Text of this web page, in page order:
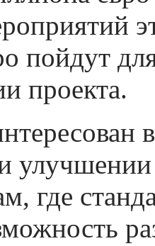
пойдут
проекта.
где